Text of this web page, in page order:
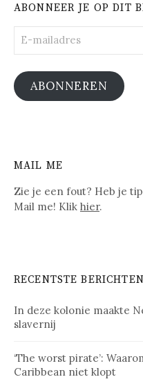
ABONNEER JE OP DIT
mailadres
ABONNEREN
MAIL ME
Zie je een fout? Heb je
Mail me! Klik hier.
RECENTSTE BERICHTEN
In deze kolonie maakte
slavernij
‘The worst pirate’:
Caribbean niet klopt